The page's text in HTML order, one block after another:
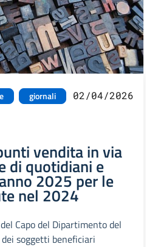
giornali
02/04/2026
vendita in via
di quotidiani e
2025 per le
nel 2024
Capo del Dipartimento del
soggetti beneficiari